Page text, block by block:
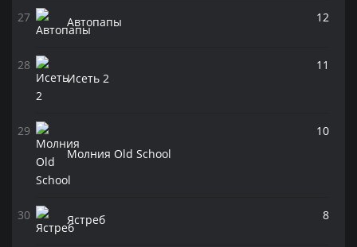
Автопапы 12
Исеть 2
11
Молния Old School
10
Ястреб 8